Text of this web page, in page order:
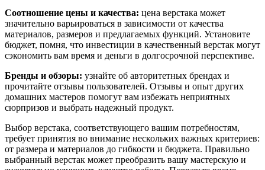
Соотношение цены и качества: цена верстака может
значительно варьироваться в зависимости от качества
материалов, размеров и предлагаемых функций. Установите
бюджет, помня, что инвестиции в качественный верстак могут
сэкономить вам время и деньги в долгосрочной перспективе.
Бренды и обзоры: узнайте об авторитетных брендах и
прочитайте отзывы пользователей. Отзывы и опыт других
домашних мастеров помогут вам избежать неприятных
сюрпризов и выбрать надежный продукт.
Выбор верстака, соответствующего вашим потребностям,
требует принятия во внимание нескольких важных критериев:
от размера и материалов до гибкости и бюджета. Правильно
выбранный верстак может преобразить вашу мастерскую и